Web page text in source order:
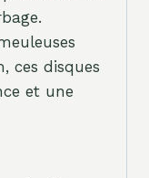
ces disques
et une